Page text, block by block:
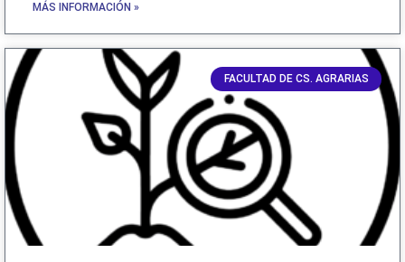
MÁS INFORMACIÓN »
FACULTAD DE CS. AGRARIAS